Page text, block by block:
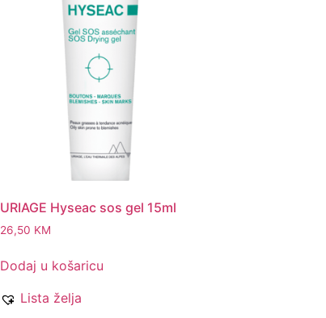
URIAGE Hyseac sos gel 15ml
26,50 KM
Dodaj u košaricu
Lista želja